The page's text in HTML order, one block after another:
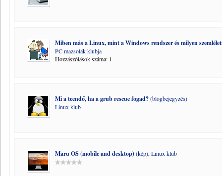
Miben más a Linux, mint a Windows rendszer és milyen
PC mazsolák klubja
Hozzászólások száma: 1
Mi a teendő, ha a grub rescue fogad?(blogbejegyzés)
Linux klub
Maru OS (mobile and desktop)(kép), Linux klub